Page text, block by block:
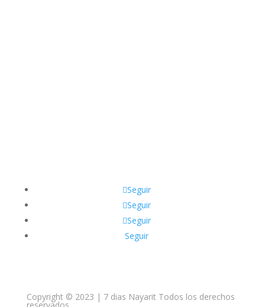
Seguir
Seguir
Seguir
Seguir
Copyright © 2023 | 7 dias Nayarit Todos los derechos